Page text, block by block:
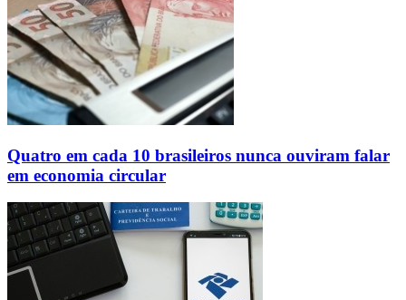
Quatro em cada 10 brasileiros nunca ouviram falar
em economia circular